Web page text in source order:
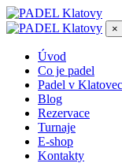
×
Úvod
Co je padel
Padel v
Blog
Rezervace
Turnaje
E-shop
Kontakty